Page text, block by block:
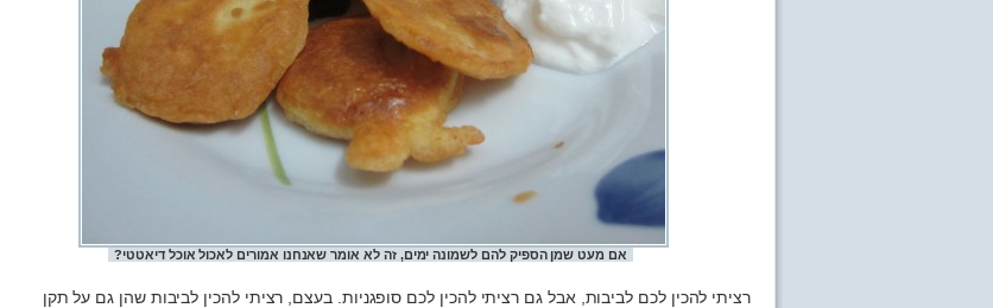
אם מעט שמן הספיק להם לשמונה ימים, זה לא אומר שאנחנו אמורים לאכול אוכל דיאטטי?
רציתי להכין לכם לביבות, אבל גם רציתי להכין לכם סופגניות. בעצם, רציתי להכין לביבות שהן גם על תקן